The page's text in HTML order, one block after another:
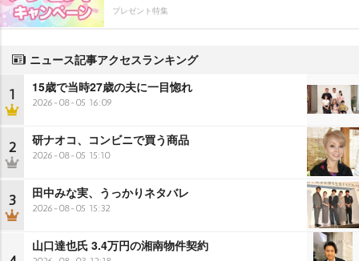
プレゼント特集
ニュース記事アクセスランキング
1 15歳で当時27歳の夫に一目惚れ
2026-08-05 16:09
2 研ナオコ、コンビニで買う商品
2026-08-05 15:10
3 田中みな実、うっかりネタバレ
2026-08-05 15:32
山口達也氏 3.4万円の湘南物件契約